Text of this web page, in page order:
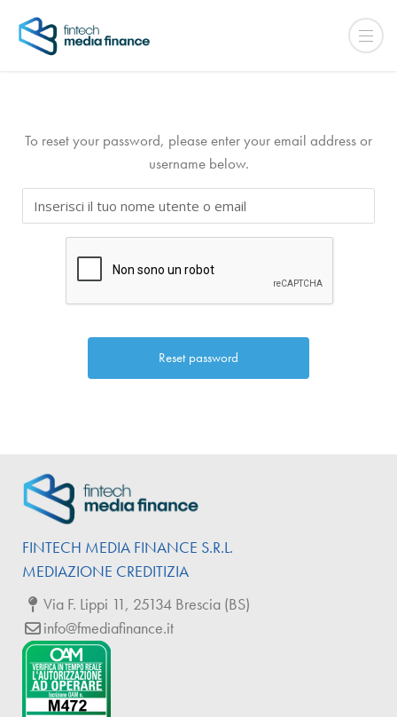
To reset your password, please enter your email address or
username below.
FINTECH MEDIA FINANCE S.R.L.
MEDIAZIONE CREDITIZIA
Via F. Lippi 11, 25134 Brescia (BS)
info@fmediafinance.it